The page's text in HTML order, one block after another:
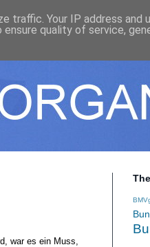
war es ein Muss,
traffic. Your IP address and
quality of service,